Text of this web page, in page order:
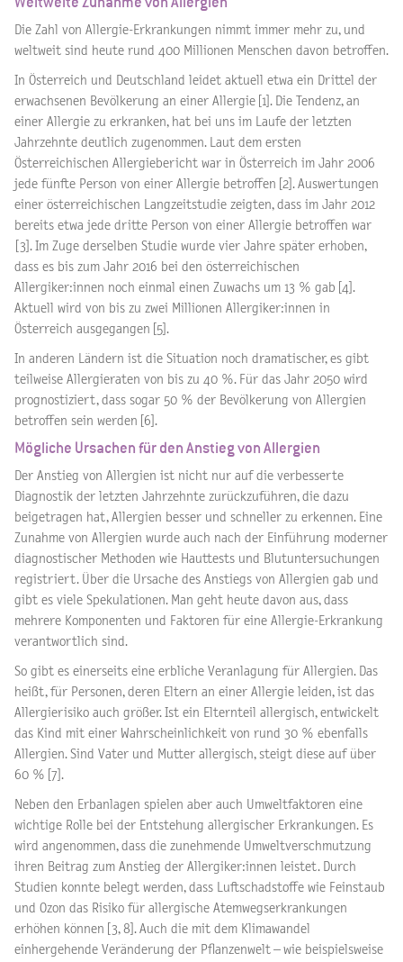
Die Zahl von Allergie-Erkrankungen nimmt immer mehr zu, und
weltweit sind heute rund 400 Millionen Menschen davon betroffen.
In Österreich und Deutschland leidet aktuell etwa ein Drittel der
erwachsenen Bevölkerung an einer Allergie [1]. Die Tendenz, an
einer Allergie zu erkranken, hat bei uns im Laufe der letzten
Jahrzehnte deutlich zugenommen. Laut dem ersten
Österreichischen Allergiebericht war in Österreich im Jahr 2006
jede fünfte Person von einer Allergie betroffen [2]. Auswertungen
einer österreichischen Langzeitstudie zeigten, dass im Jahr 2012
bereits etwa jede dritte Person von einer Allergie betroffen war
[3]. Im Zuge derselben Studie wurde vier Jahre später erhoben,
dass es bis zum Jahr 2016 bei den österreichischen
Allergiker:innen noch einmal einen Zuwachs um 13 % gab [4].
Aktuell wird von bis zu zwei Millionen Allergiker:innen in
Österreich ausgegangen [5].
In anderen Ländern ist die Situation noch dramatischer, es gibt
teilweise Allergieraten von bis zu 40 %. Für das Jahr 2050 wird
prognostiziert, dass sogar 50 % der Bevölkerung von Allergien
betroffen sein werden [6].
Mögliche Ursachen für den Anstieg von Allergien
Der Anstieg von Allergien ist nicht nur auf die verbesserte
Diagnostik der letzten Jahrzehnte zurückzuführen, die dazu
beigetragen hat, Allergien besser und schneller zu erkennen. Eine
Zunahme von Allergien wurde auch nach der Einführung moderner
diagnostischer Methoden wie Hauttests und Blutuntersuchungen
registriert. Über die Ursache des Anstiegs von Allergien gab und
gibt es viele Spekulationen. Man geht heute davon aus, dass
mehrere Komponenten und Faktoren für eine Allergie-Erkrankung
verantwortlich sind.
So gibt es einerseits eine erbliche Veranlagung für Allergien. Das
heißt, für Personen, deren Eltern an einer Allergie leiden, ist das
Allergierisiko auch größer. Ist ein Elternteil allergisch, entwickelt
das Kind mit einer Wahrscheinlichkeit von rund 30 % ebenfalls
Allergien. Sind Vater und Mutter allergisch, steigt diese auf über
60 % [7].
Neben den Erbanlagen spielen aber auch Umweltfaktoren eine
wichtige Rolle bei der Entstehung allergischer Erkrankungen. Es
wird angenommen, dass die zunehmende Umweltverschmutzung
ihren Beitrag zum Anstieg der Allergiker:innen leistet. Durch
Studien konnte belegt werden, dass Luftschadstoffe wie Feinstaub
und Ozon das Risiko für allergische Atemwegserkrankungen
erhöhen können [3, 8]. Auch die mit dem Klimawandel
einhergehende Veränderung der Pflanzenwelt ­– wie beispielsweise